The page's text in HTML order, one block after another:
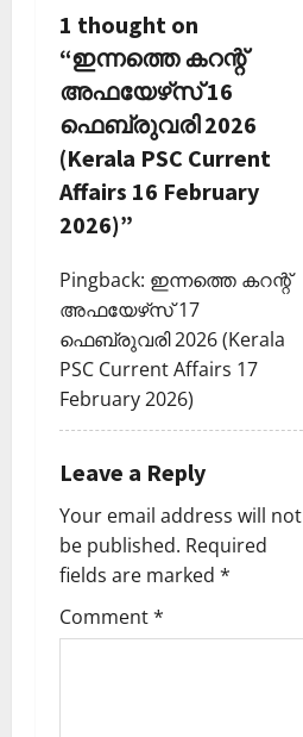
a
t
i
o
n
1 thought on
“ഇന്നത്തെ കറന്റ്
അഫയേഴ്‌സ് 16
ഫെബ്രുവരി 2026
(Kerala PSC Current
Affairs 16 February
2026)”
Pingback: ഇന്നത്തെ കറന്റ്
അഫയേഴ്‌സ് 17
ഫെബ്രുവരി 2026 (Kerala
PSC Current Affairs 17
February 2026)
Leave a Reply
Your email address will not
be published. Required
fields are marked *
Comment*